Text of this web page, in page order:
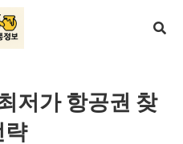
저가 항공권 찾
략